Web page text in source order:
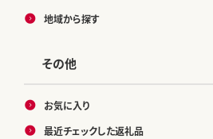
地域から探す
その他
お気に入り
最近チェックした返礼品